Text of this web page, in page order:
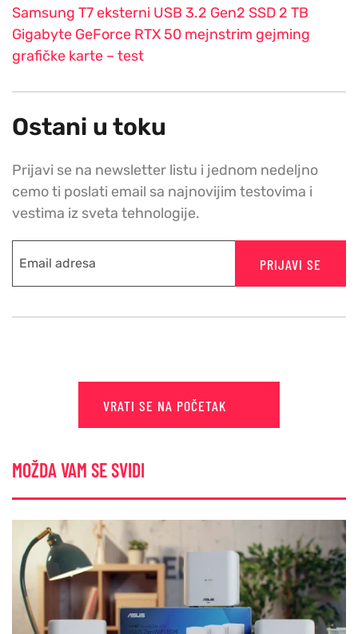
Samsung T7 eksterni USB 3.2 Gen2 SSD 2 TB
Gigabyte GeForce RTX 50 mejnstrim gejming
grafičke karte – test
Ostani u toku
Prijavi se na newsletter listu i jednom nedeljno
cemo ti poslati email sa najnovijim testovima i
vestima iz sveta tehnologije.
PRIJAVI SE
VRATI SE NA POČETAK
MOŽDA VAM SE SVIDI